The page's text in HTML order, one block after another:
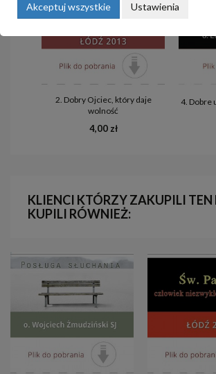
2. Dobry Ojciec, który daje
wolność
4,00 zł
4. Dobre
KLIENCI KTÓRZY ZAKUPILI TEN
KUPILI RÓWNIEŻ:
Akceptuj wszystkie Ustawienia